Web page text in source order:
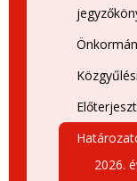
2026.